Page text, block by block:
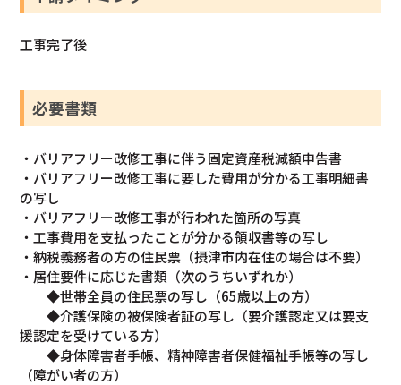
工事完了後
必要書類
・バリアフリー改修工事に伴う固定資産税減額申告書
・バリアフリー改修工事に要した費用が分かる工事明細書
の写し
・バリアフリー改修工事が行われた箇所の写真
・工事費用を支払ったことが分かる領収書等の写し
・納税義務者の方の住民票（摂津市内在住の場合は不要）
・居住要件に応じた書類（次のうちいずれか）
◆世帯全員の住民票の写し（65歳以上の方）
◆介護保険の被保険者証の写し（要介護認定又は要支
援認定を受けている方）
◆身体障害者手帳、精神障害者保健福祉手帳等の写し
（障がい者の方）